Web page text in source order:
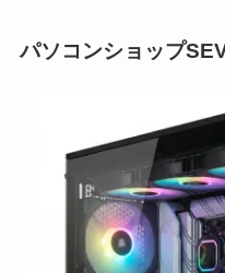
パソコンショップ